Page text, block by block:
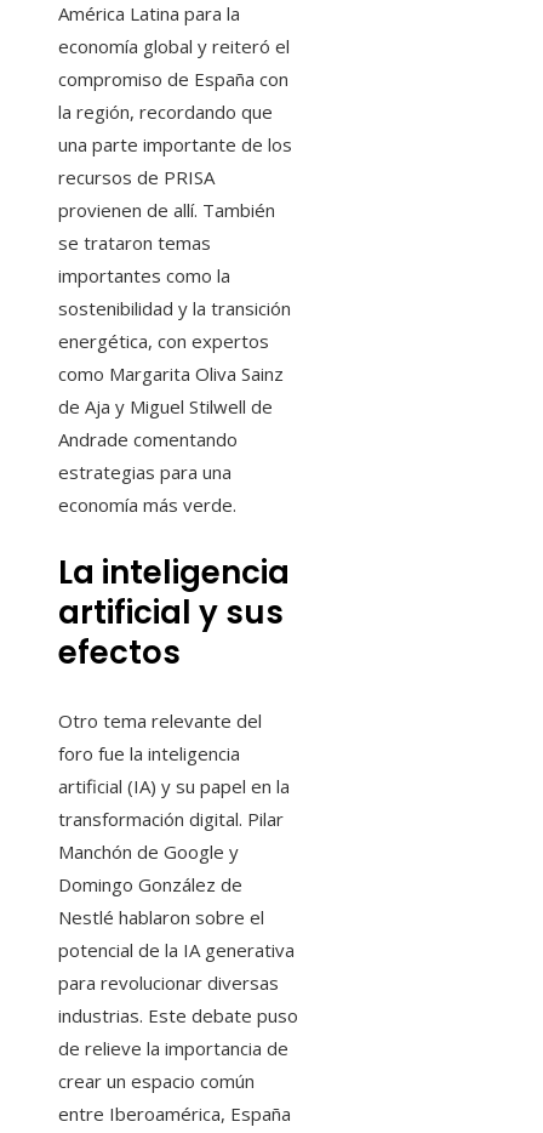
América Latina para la
economía global y reiteró el
compromiso de España con
la región, recordando que
una parte importante de los
recursos de PRISA
provienen de allí. También
se trataron temas
importantes como la
sostenibilidad y la transición
energética, con expertos
como Margarita Oliva Sainz
de Aja y Miguel Stilwell de
Andrade comentando
estrategias para una
economía más verde.
La inteligencia
artificial y sus
efectos
Otro tema relevante del
foro fue la inteligencia
artificial (IA) y su papel en la
transformación digital. Pilar
Manchón de Google y
Domingo González de
Nestlé hablaron sobre el
potencial de la IA generativa
para revolucionar diversas
industrias. Este debate puso
de relieve la importancia de
crear un espacio común
entre Iberoamérica, España